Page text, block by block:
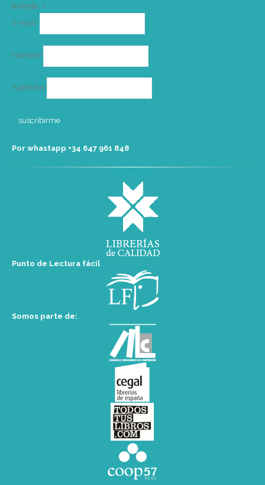
boletín. >
E-mail*
Nombre
Apellidos
Por whastapp +34 ‭647 961 848‬
Punto de Lectura fácil
Somos parte de: